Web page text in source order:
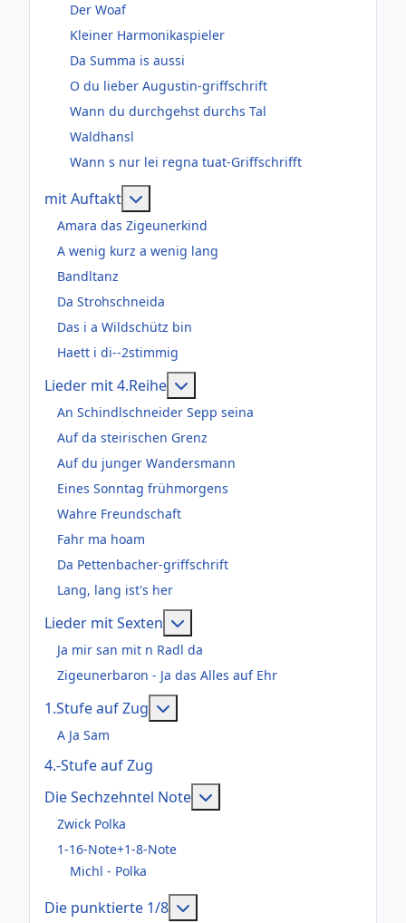
Der Woaf
Kleiner Harmonikaspieler
Da Summa is aussi
O du lieber Augustin-griffschrift
Wann du durchgehst durchs Tal
Waldhansl
Wann s nur lei regna tuat-Griffschrifft
mit Auftakt
Amara das Zigeunerkind
A wenig kurz a wenig lang
Bandltanz
Da Strohschneida
Das i a Wildschütz bin
Haett i di--2stimmig
Lieder mit 4.Reihe
An Schindlschneider Sepp seina
Auf da steirischen Grenz
Auf du junger Wandersmann
Eines Sonntag frühmorgens
Wahre Freundschaft
Fahr ma hoam
Da Pettenbacher-griffschrift
Lang, lang ist's her
Lieder mit Sexten
Ja mir san mit n Radl da
Zigeunerbaron - Ja das Alles auf Ehr
1.Stufe auf Zug
A Ja Sam
4.-Stufe auf Zug
Die Sechzehntel Note
Zwick Polka
1-16-Note+1-8-Note
Michl - Polka
Die punktierte 1/8